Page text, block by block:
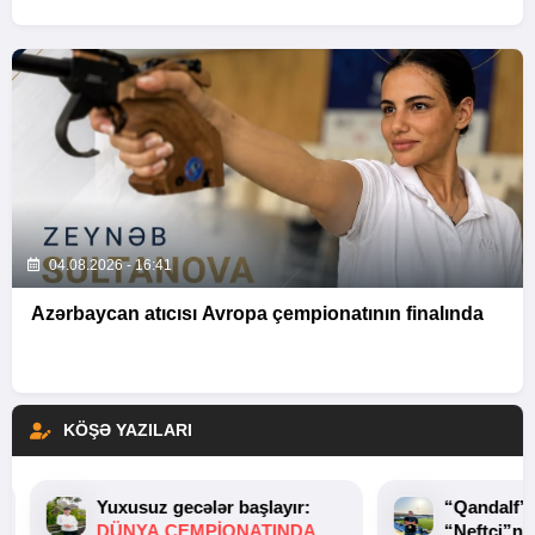
04.08.2026 - 16:41
Azərbaycan atıcısı Avropa çempionatının finalında
KÖŞƏ YAZILARI
Yuxusuz gecələr başlayır: